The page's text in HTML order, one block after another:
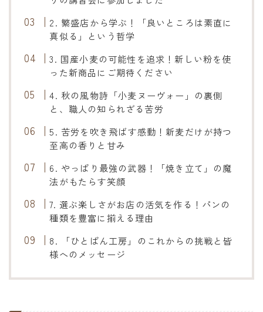
2. 繁盛店から学ぶ！「良いところは素直に
真似る」という哲学
3. 国産小麦の可能性を追求！新しい粉を使
った新商品にご期待ください
4. 秋の風物詩「小麦ヌーヴォー」の裏側
と、職人の知られざる苦労
5. 苦労を吹き飛ばす感動！新麦だけが持つ
至高の香りと甘み
6. やっぱり最強の武器！「焼き立て」の魔
法がもたらす笑顔
7. 選ぶ楽しさがお店の活気を作る！パンの
種類を豊富に揃える理由
8. 「ひとぱん工房」のこれからの挑戦と皆
様へのメッセージ